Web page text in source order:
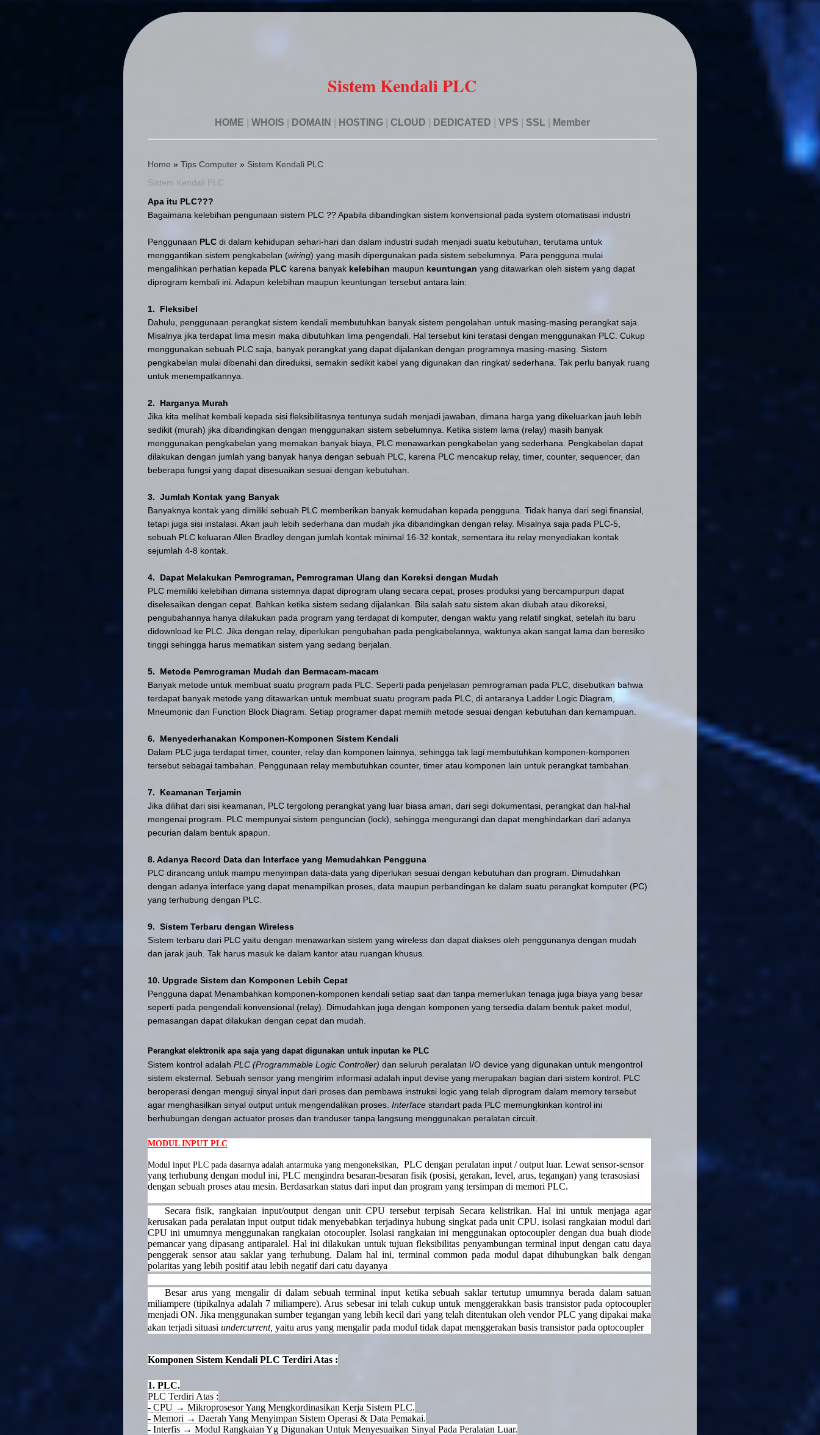
Sistem Kendali PLC
HOME WHOIS DOMAIN HOSTING| CLOUD DEDICATED VPS SSL Member
Home » Tips Computer» Sistem Kendali PLC
Sistem Kendali PLC
Apa itu PLC???
Bagaimana kelebihan pengunaan sistem PLC ?? Apabila dibandingkan sistem konvensional pada system otomatisasi industri
Penggunaan PLC di dalam kehidupan sehari-hari dan dalam industri sudah menjadi suatu kebutuhan, terutama untuk
menggantikan sistem pengkabelan (wiring) yang masih dipergunakan pada sistem sebelumnya. Para pengguna mulai
mengalihkan perhatian kepada PLCkarena banyak kelebihan maupun keuntungan yang ditawarkan oleh sistem yang dapat
diprogram kembali ini. Adapun kelebihan maupun keuntungan tersebut antara lain:
1. Fleksibel
Dahulu, penggunaan perangkat sistem kendali membutuhkan banyak sistem pengolahan untuk masing-masing perangkat saja.
Misalnya jika terdapat lima mesin maka dibutuhkan lima pengendali. Hal tersebut kini teratasi dengan menggunakan PLC. Cukup
menggunakan sebuah PLC saja, banyak perangkat yang dapat dijalankan dengan programnya masing-masing. Sistem
pengkabelan mulai dibenahi dan direduksi, semakin sedikit kabel yang digunakan dan ringkat/ sederhana. Tak perlu banyak ruang
untuk menempatkannya.
2. Harganya Murah
Jika kita melihat kembali kepada sisi fleksibilitasnya tentunya sudah menjadi jawaban, dimana harga yang dikeluarkan jauh lebih
sedikit (murah) jika dibandingkan dengan menggunakan sistem sebelumnya. Ketika sistem lama (relay) masih banyak
menggunakan pengkabelan yang memakan banyak biaya, PLC menawarkan pengkabelan yang sederhana. Pengkabelan dapat
dilakukan dengan jumlah yang banyak hanya dengan sebuah PLC, karena PLC mencakup relay, timer, counter, sequencer, dan
beberapa fungsi yang dapat disesuaikan sesuai dengan kebutuhan.
3. Jumlah Kontak yang Banyak
Banyaknya kontak yang dimiliki sebuah PLCmemberikan banyak kemudahan kepada pengguna. Tidak hanya dari segi finansial,
tetapi juga sisi instalasi. Akan jauh lebih sederhana dan mudah jika dibandingkan dengan relay. Misalnya saja pada PLC-5,
sebuah PLC keluaran Allen Bradley dengan jumlah kontak minimal 16-32 kontak, sementara itu relay menyediakan kontak
sejumlah 4-8 kontak.
4. Dapat Melakukan Pemrograman, Pemrograman Ulang dan Koreksi dengan Mudah
PLCmemiliki kelebihan dimana sistemnya dapat diprogram ulang secara cepat, proses produksi yang bercampurpun dapat
diselesaikan dengan cepat. Bahkan ketika sistem sedang dijalankan. Bila salah satu sistem akan diubah atau dikoreksi,
pengubahannya hanya dilakukan pada program yang terdapat di komputer, dengan waktu yang relatif singkat, setelah itu baru
didownload ke PLC. Jika dengan relay, diperlukan pengubahan pada pengkabelannya, waktunya akan sangat lama dan beresiko
tinggi sehingga harus mematikan sistem yang sedang berjalan.
5. Metode Pemrograman Mudah dan Bermacam-macam
Banyak metode untuk membuat suatu program pada PLC. Seperti pada penjelasan pemrograman pada PLC, disebutkan bahwa
terdapat banyak metode yang ditawarkan untuk membuat suatu program pada PLC, di antaranya Ladder Logic Diagram,
Mneumonic dan Function Block Diagram. Setiap programer dapat memiih metode sesuai dengan kebutuhan dan kemampuan.
6. Menyederhanakan Komponen-Komponen Sistem Kendali
Dalam PLC juga terdapat timer, counter, relay dan komponen lainnya, sehingga tak lagi membutuhkan komponen-komponen
tersebut sebagai tambahan. Penggunaan relay membutuhkan counter, timer atau komponen lain untuk perangkat tambahan.
7. Keamanan Terjamin
Jika dilihat dari sisi keamanan, PLC tergolong perangkat yang luar biasa aman, dari segi dokumentasi, perangkat dan hal-hal
mengenai program. PLC mempunyai sistem penguncian (lock), sehingga mengurangi dan dapat menghindarkan dari adanya
pecurian dalam bentuk apapun.
8. Adanya Record Data dan Interface yang Memudahkan Pengguna
PLC dirancang untuk mampu menyimpan data-data yang diperlukan sesuai dengan kebutuhan dan program. Dimudahkan
dengan adanya interface yang dapat menampilkan proses, data maupun perbandingan ke dalam suatu perangkat komputer (PC)
yang terhubung dengan PLC.
9. Sistem Terbaru dengan Wireless
Sistem terbaru dari PLC yaitu dengan menawarkan sistem yang wireless dan dapat diakses oleh penggunanya dengan mudah
dan jarak jauh. Tak harus masuk ke dalam kantor atau ruangan khusus.
10. Upgrade Sistem dan Komponen Lebih Cepat
Pengguna dapat Menambahkan komponen-komponen kendali setiap saat dan tanpa memerlukan tenaga juga biaya yang besar
seperti pada pengendali konvensional (relay). Dimudahkan juga dengan komponen yang tersedia dalam bentuk paket modul,
pemasangan dapat dilakukan dengan cepat dan mudah.
Perangkat elektronik apa saja yang dapat digunakan untuk inputan ke PLC
Sistem kontrol adalah PLC (Programmable Logic Controller) dan seluruh peralatan I/O device yang digunakan untuk mengontrol
sistem eksternal. Sebuah sensor yang mengirim informasi adalah input devise yang merupakan bagian dari sistem kontrol. PLC
beroperasi dengan menguji sinyal input dari proses dan pembawa instruksi logic yang telah diprogram dalam memory tersebut
agar menghasilkan sinyal output untuk mengendalikan proses. Interface standart pada PLC memungkinkan kontrol ini
berhubungan dengan actuator proses dan tranduser tanpa langsung menggunakan peralatan circuit.
MODUL INPUT PLC
Modul input PLC pada dasarnya adalah antarmuka yang mengoneksikan, PLC dengan peralatan input / output luar. Lewat sensor-sensor
yang terhubung dengan modul ini, PLC mengindra besaran-besaran fisik (posisi, gerakan, level, arus, tegangan) yang terasosiasi
dengan sebuah proses atau mesin. Berdasarkan status dari input dan program yang tersimpan di memori PLC.
Secara fisik, rangkaian input/output dengan unit CPU tersebut terpisah Secara kelistrikan. Hal ini untuk menjaga agar
kerusakan pada peralatan input output tidak menyebabkan terjadinya hubung singkat pada unit CPU. isolasi rangkaian modul dari
CPU ini umumnya menggunakan rangkaian otocoupler.Isolasi rangkaian ini menggunakan optocoupler dengan dua buah diode
pemancar yang dipasang antiparalel. Hal ini dilakukan untuk tujuan fleksibilitas penyambungan terminal input dengan catu daya
penggerak sensor atau saklar yang terhubung. Dalam hal ini, terminal common pada modul dapat dihubungkan balk dengan
polaritas yang lebih positif atau lebih negatif dari catu dayanya
Besar arus yang mengalir di dalam sebuah terminal input ketika sebuah saklar tertutup umumnya berada dalam satuan
miliampere (tipikalnya adalah 7 miliampere). Arus sebesar ini telah cukup untuk menggerakkan basis transistor pada optocoupler
menjadi ON. Jika menggunakan sumber tegangan yang lebih kecil dari yang telah ditentukan oleh vendor PLC yang dipakai maka
akan terjadi situasi undercurrent, yaitu arus yang mengalir pada modul tidak dapat menggerakan basis transistor pada optocoupler
Komponen Sistem Kendali PLC Terdiri Atas :
1. PLC.
PLC Terdiri Atas :
- CPU → Mikroprosesor Yang Mengkordinasikan Kerja Sistem PLC.
- Memori → Daerah Yang Menyimpan Sistem Operasi & Data Pemakai.
- Interfis → Modul Rangkaian Yg Digunakan Untuk Menyesuaikan Sinyal Pada Peralatan Luar.